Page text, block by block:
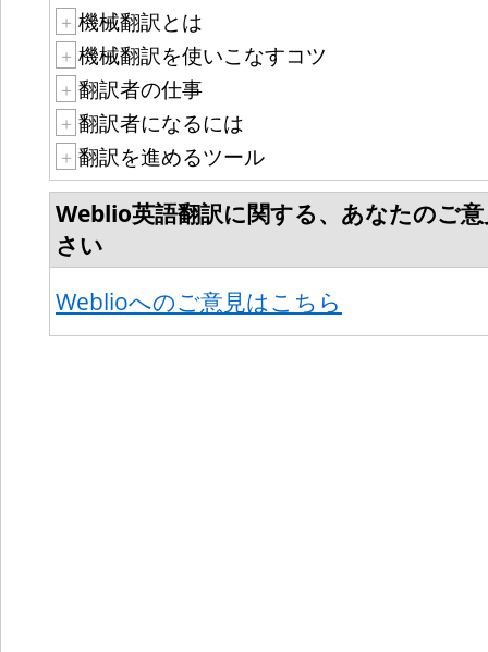
＋ 機械翻訳とは
＋ 機械翻訳を使いこなすコツ
＋ 翻訳者の仕事
＋ 翻訳者になるには
＋ 翻訳を進めるツール
Weblio英語翻訳に関する、あなたのご
さい
Weblioへのご意見はこちら